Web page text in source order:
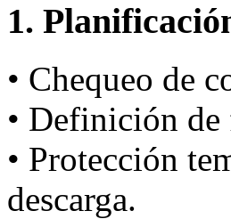
1.
• Chequeo de
• Definición de
• Protección
descarga.